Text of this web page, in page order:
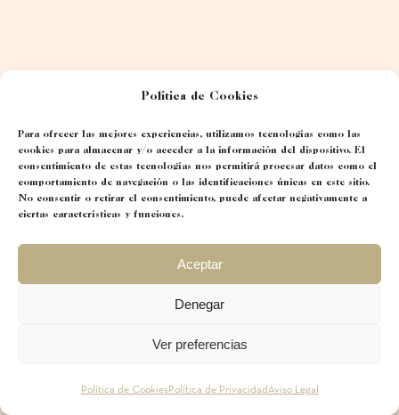
Política de Cookies
Para ofrecer las mejores experiencias, utilizamos tecnologías como las
cookies para almacenar y/o acceder a la información del dispositivo. El
consentimiento de estas tecnologías nos permitirá procesar datos como el
comportamiento de navegación o las identificaciones únicas en este sitio.
No consentir o retirar el consentimiento, puede afectar negativamente a
ciertas características y funciones.
Aceptar
Denegar
Ver preferencias
Política de CookiesPolítica de Privacidad Aviso Legal